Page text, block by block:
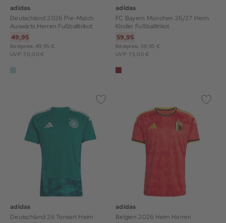
adidas
Deutschland 2026 Pre-Match
Auswärts Herren Fußballtrikot
49,95
Bestpreis: 49,95 €
UVP: 70,00 €
adidas
FC Bayern München 26/27 Heim
Kinder Fußballtrikot
59,95
Bestpreis: 59,95 €
UVP: 75,00 €
adidas
Deutschland 26 Torwart Heim
adidas
Belgien 2026 Heim Herren